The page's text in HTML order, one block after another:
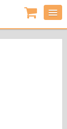
0
Artikel
-